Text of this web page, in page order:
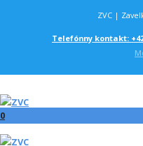
ZVC |
Telefónny kontakt:
0